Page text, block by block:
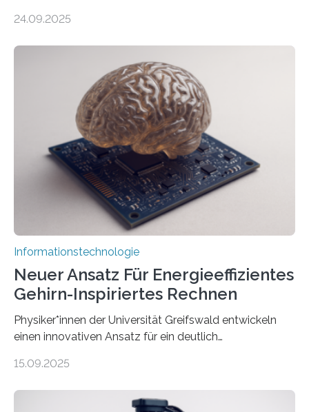
Förderung in Höhe von rund 2 Millionen Euro. Dabei
der Universität Bonn und der TH Köln gemeinsam mit
der MindPort GmbH eine neuartige, KI-gestützte
Lösung zur Erzeugung von Emotionen für realistische
Avatare. Gen-AIvatar entwickelt innovative und
kosteneffiziente Methoden, um lebensechte Avatare zu
erstellen. „Besonders wichtig ist uns eine ganzheitliche
Animation, bei der Stimme, Körperbewegung, Gestik
und Mimik im Einklang sind…
24.09.2025
Informationstechnologie
Neuer Ansatz Für Energieeffizientes
Gehirn-Inspiriertes Rechnen
Physiker*innen der Universität Greifswald entwickeln
einen innovativen Ansatz für ein deutlich
Lösungsweg ist inspiriert vom menschlichen Gehirn. Die
stellt die heutige Computertechnik vor
15.09.2025